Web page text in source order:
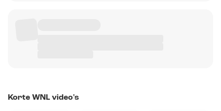
Korte WNL video's